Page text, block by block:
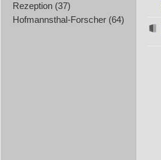
Rezeption (37)
Hofmannsthal-Forscher (64)